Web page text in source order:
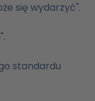
się wydarzyć".
standardu